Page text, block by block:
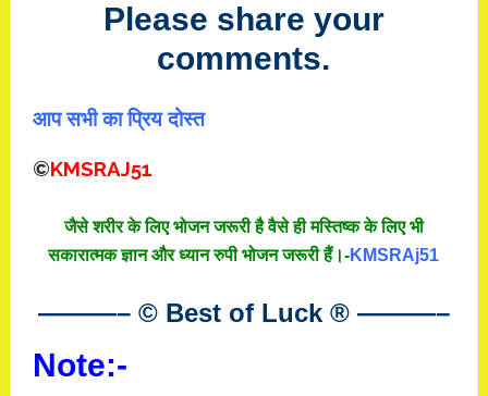
Please share your
comments.
आप सभी का प्रिय दोस्त
©KMSRAJ51
जैसे शरीर के लिए भोजन जरूरी है वैसे ही मस्तिष्क के लिए भी
सकारात्मक ज्ञान और ध्यान रुपी भोजन जरूरी हैं।-KMSRAj51
———– © Best of Luck ® ———–
Note:-